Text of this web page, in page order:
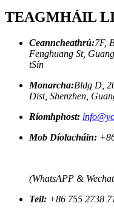
TEAGMHÁIL
Ceanncheathrú:7F,
Fenghuang St,
tSín
Monarcha:Bldg D,
Dist, Shenzhen,
Ríomhphost:
Mob Díolacháin:
(WhatsAPP &
Teil: +86 755 2738